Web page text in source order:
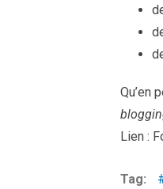
Qu’en
Lien :
Tag: